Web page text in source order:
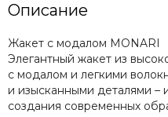
Описание
Жакет с модалом MONARI
Элегантный жакет из
с модалом и легкими
и изысканными деталями –
создания современных